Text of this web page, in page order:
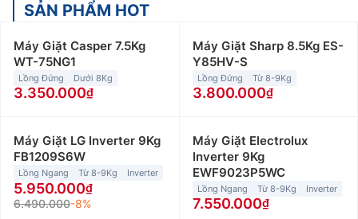
SẢN PHẨM HOT
Máy Giặt Casper 7.5Kg
WT-75NG1
Lồng Đứng Dưới 8Kg
3.350.000
Máy Giặt Sharp 8.5Kg ES-
Y85HV-S
Lồng Đứng Từ 8-9Kg
3.800.000
Máy Giặt LG Inverter 9Kg
FB1209S6W
Lồng Ngang Từ 8-9Kg Inverter
5.950.000
6.490.000-8%
Máy Giặt Electrolux
Inverter 9Kg
EWF9023P5WC
Lồng Ngang Từ 8-9Kg Inverter
7.550.000